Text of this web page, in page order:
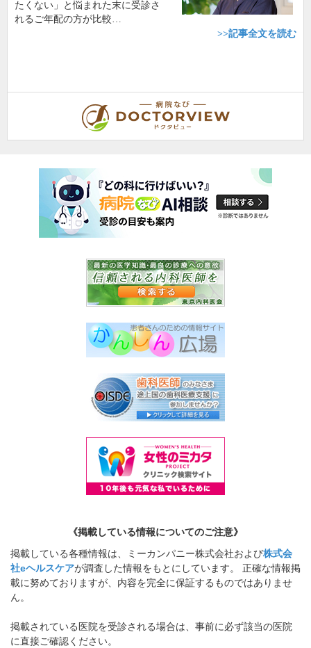
たくない」と悩まれた末に受診さ
れるご年配の方が比較…
>>記事全文を読む
《掲載している情報についてのご注意》
掲載している各種情報は、ミーカンパニー株式会社および株式会
社eヘルスケアが調査した情報をもとにしています。 正確な情報掲
載に努めておりますが、内容を完全に保証するものではありませ
ん。
掲載されている医院を受診される場合は、事前に必ず該当の医院
に直接ご確認ください。